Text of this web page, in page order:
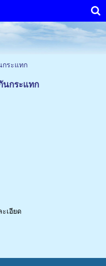
กระแทก
นกระแทก
เอียด